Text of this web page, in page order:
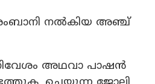
നൽകിയ അഞ്ച്
അഥവാ പാഷൻ